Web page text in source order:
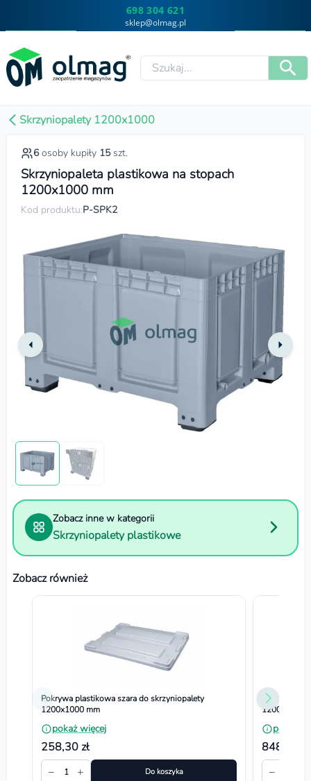
698 304 621
sklep@olmag.pl
Skrzyniopalety 1200x1000
6osoby kupiły 15szt.
Skrzyniopaleta plastikowa na stopach
1200x1000 mm
Kod produktu:P-SPK2
Zobacz inne w kategorii
Skrzyniopalety plastikowe
Zobacz również
Pokrywa plastikowa szara do skrzyniopalety
1200x1000 mm
pokaż więcej
258,30 zł
−
1 + Do koszyka
1200x1000
pokaż
848,70 zł
−